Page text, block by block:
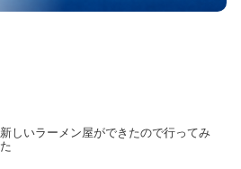
新しいラーメン屋ができたので行ってみ
た